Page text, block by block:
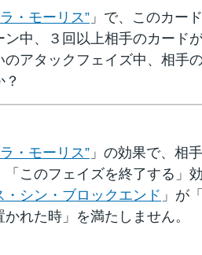
・モーリス” 」で、このカー
ン中、３回以上相手のカード
アタックフェイズ中、相手
・モーリス” 」の効果で、相
このフェイズを終了する」
・シン・ブロックエンド 」が
れた時」を満たしません。